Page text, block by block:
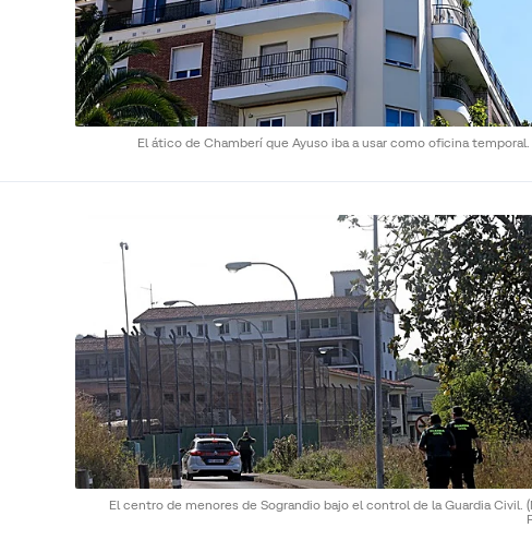
El ático de Chamberí que Ayuso iba a usar como oficina temporal.
El centro de menores de Sograndio bajo el control de la Guardia Civil.